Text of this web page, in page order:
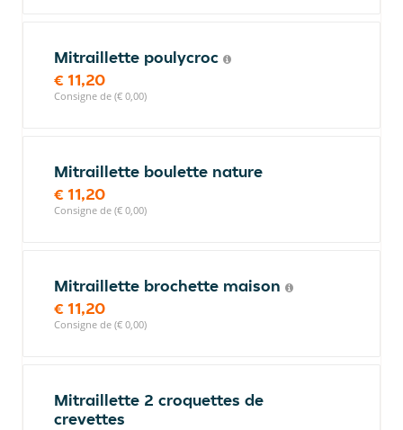
Mitraillette poulycroc
€ 11,20
Consigne de (€ 0,00)
Mitraillette boulette nature
€ 11,20
Consigne de (€ 0,00)
Mitraillette brochette maison
€ 11,20
Consigne de (€ 0,00)
Mitraillette 2 croquettes de
crevettes